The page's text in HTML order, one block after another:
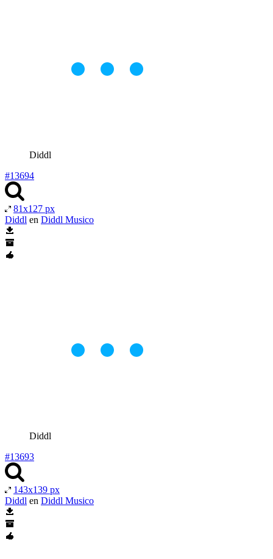
Diddl
#13694
81x127 px
Diddl en Diddl Musico
Diddl
#13693
143x139 px
Diddl en Diddl Musico